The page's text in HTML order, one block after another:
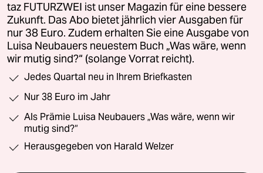
taz FUTURZWEI ist unser Magazin für eine bessere
Zukunft. Das Abo bietet jährlich vier Ausgaben für
nur 38 Euro. Zudem erhalten Sie eine Ausgabe von
Luisa Neubauers neuestem Buch „Was wäre, wenn
wir mutig sind?“ (solange Vorrat reicht).
Jedes Quartal neu in Ihrem Briefkasten
Nur 38 Euro im Jahr
Als Prämie Luisa Neubauers „Was wäre, wenn wir
mutig sind?“
Herausgegeben von Harald Welzer